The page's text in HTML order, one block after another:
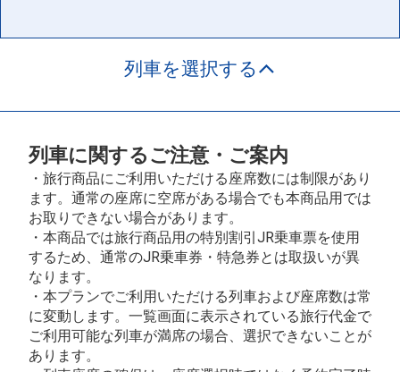
列車を選択する
列車に関するご注意・ご案内
・旅行商品にご利用いただける座席数には制限があり
ます。通常の座席に空席がある場合でも本商品用では
お取りできない場合があります。
・本商品では旅行商品用の特別割引JR乗車票を使用
するため、通常のJR乗車券・特急券とは取扱いが異
なります。
・本プランでご利用いただける列車および座席数は常
に変動します。一覧画面に表示されている旅行代金で
ご利用可能な列車が満席の場合、選択できないことが
あります。